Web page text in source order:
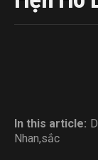
In this article:
Nhan,sắc